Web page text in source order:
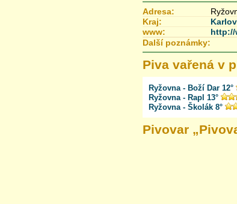
Adresa:
Kraj:
www:
http://
Další poznámky:
Piva vařená v
Ryžovna - Boží Dar 12°
Ryžovna - Rapl 13°
Ryžovna - Školák 8°
Pivovar „